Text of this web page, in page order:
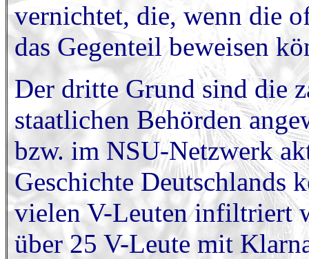
vernichtet, die, wenn die
das Gegenteil beweisen
Der dritte Grund sind die
staatlichen Behörden
bzw. im NSU-Netzwerk
Geschichte Deutschlands
vielen V-Leuten infiltriert
über 25 V-Leute mit